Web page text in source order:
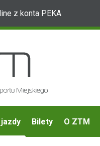
z konta PEKA
jazdy Bilety O ZTM